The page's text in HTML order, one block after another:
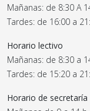
Mañanas: de 8:30 A
Tardes: de 16:00 a
Horario lectivo
Mañanas: de 8:30 a
Tardes: de 15:20 a
Horario de secretaría